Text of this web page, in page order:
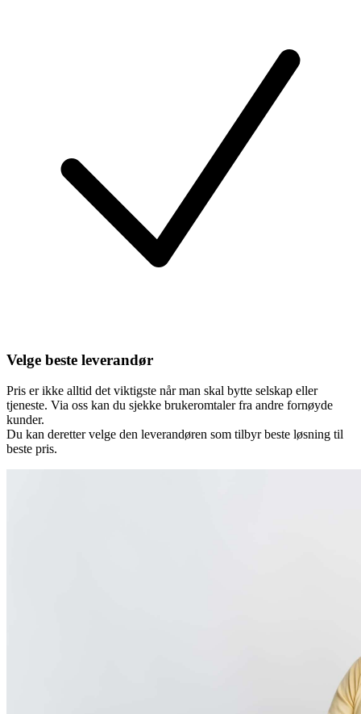
Velge beste leverandør
Pris er ikke alltid det viktigste når man skal bytte selskap eller
tjeneste. Via oss kan du sjekke brukeromtaler fra andre fornøyde
kunder.
Du kan deretter velge den leverandøren som tilbyr beste løsning til
beste pris.